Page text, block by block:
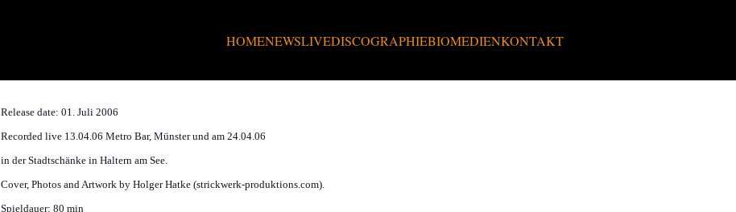
HOMENEWSLIVEDISCOGRAPHIEBIOMEDIENKONTAKT
Release date: 01. Juli 2006
Recorded live 13.04.06 Metro Bar, Münster und am 24.04.06
in der Stadtschänke in Haltern am See.
Cover, Photos and Artwork by Holger Hatke (strickwerk-produktions.com).
Spieldauer: 80 min